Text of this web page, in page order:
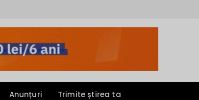
Anunțuri Trimite știrea ta